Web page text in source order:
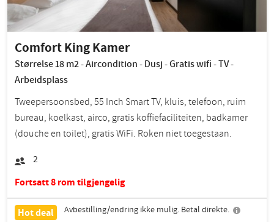
Comfort King Kamer
Størrelse 18 m2 - Aircondition - Dusj - Gratis wifi - TV -
Arbeidsplass
Tweepersoonsbed, 55 Inch Smart TV, kluis, telefoon, ruim
bureau, koelkast, airco, gratis koffiefaciliteiten, badkamer
(douche en toilet), gratis WiFi. Roken niet toegestaan.
2
Fortsatt 8 rom tilgjengelig
Hot deal Avbestilling/endring ikke mulig. Betal direkte.